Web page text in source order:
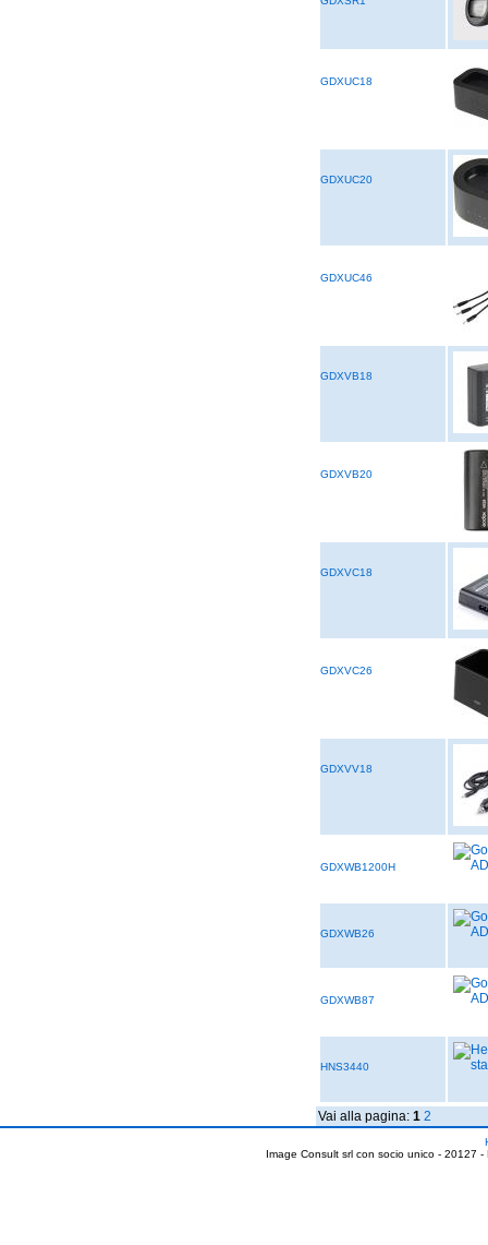
GDXUC18
GDXUC20
GDXUC46
GDXVB18
GDXVB20
GDXVC18
GDXVC26
GDXVV18
GDXWB1200H
GDXWB26
GDXWB87
HNS3440
Vai alla pagina: 1 2
Image Consult srl con socio unico - 20127